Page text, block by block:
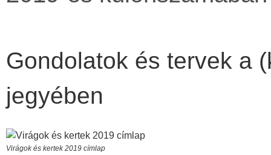
Gondolatok és tervek a
jegyében
Virágok és kertek 2019 címlap